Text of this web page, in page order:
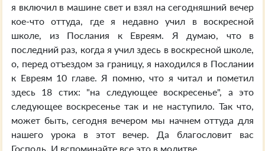
я включил в машине свет и взял на сегодняшний вечер
кое-что оттуда, где я недавно учил в воскресной
школе, из Послания к Евреям. Я думаю, что в
последний раз, когда я учил здесь в воскресной школе,
о, перед отъездом за границу, я находился в Послании
к Евреям 10 главе. Я помню, что я читал и пометил
здесь 18 стих: "на следующее воскресенье", а это
следующее воскресенье так и не наступило. Так что,
может быть, сегодня вечером мы начнем оттуда для
нашего урока в этот вечер. Да благословит вас
Господь. И вспоминайте все это в молитве.